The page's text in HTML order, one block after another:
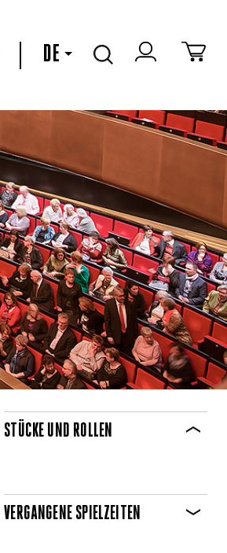
DE
STÜCKE UND ROLLEN
VERGANGENE SPIELZEITEN